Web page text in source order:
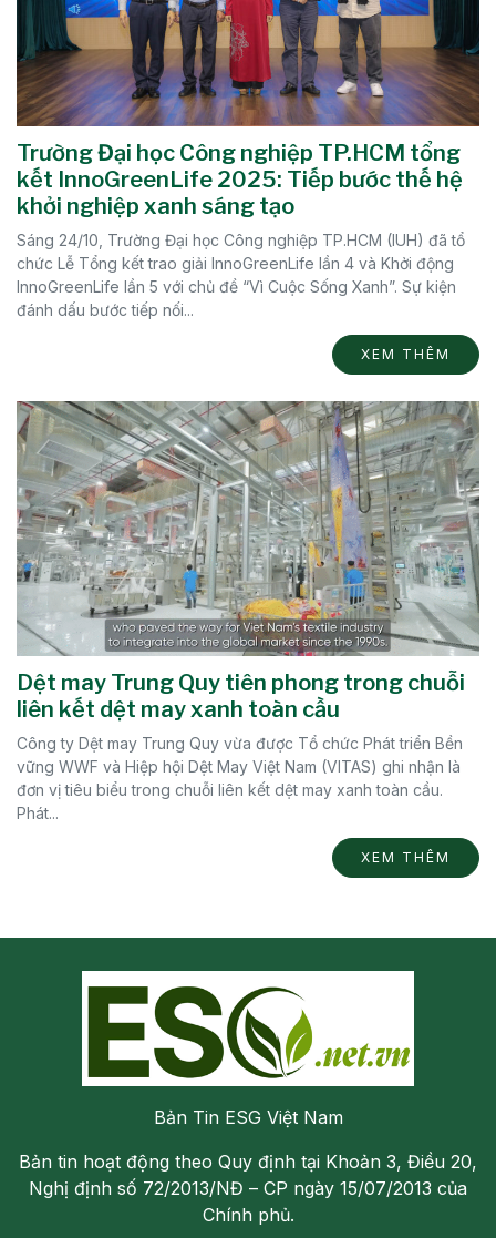
Trường Đại học Công nghiệp TP.HCM tổng
kết InnoGreenLife 2025: Tiếp bước thế hệ
khởi nghiệp xanh sáng tạo
Sáng 24/10, Trường Đại học Công nghiệp TP.HCM (IUH) đã tổ
chức Lễ Tổng kết trao giải InnoGreenLife lần 4 và Khởi động
InnoGreenLife lần 5 với chủ đề “Vì Cuộc Sống Xanh”. Sự kiện
đánh dấu bước tiếp nối...
XEM THÊM
Dệt may Trung Quy tiên phong trong chuỗi
liên kết dệt may xanh toàn cầu
Công ty Dệt may Trung Quy vừa được Tổ chức Phát triển Bền
vững WWF và Hiệp hội Dệt May Việt Nam (VITAS) ghi nhận là
đơn vị tiêu biểu trong chuỗi liên kết dệt may xanh toàn cầu.
Phát...
XEM THÊM
Bản Tin ESG Việt Nam
Bản tin hoạt động theo Quy định tại Khoản 3, Điều 20,
Nghị định số 72/2013/NĐ – CP ngày 15/07/2013 của
Chính phủ.